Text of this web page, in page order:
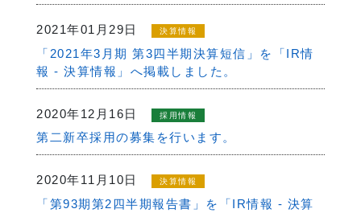
2021年01月29日 決算情報
「2021年3月期 第3四半期決算短信」を「IR情
報 - 決算情報」へ掲載しました。
2020年12月16日 採用情報
第二新卒採用の募集を行います。
2020年11月10日 決算情報
「第93期第2四半期報告書」を「IR情報 - 決算